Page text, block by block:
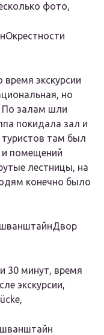
фото,
Окрестности
экскурсии
но
По залам шли
покидала зал и
там был
помещений
лестницы, на
конечно было
Двор
30 минут, время
экскурсии,